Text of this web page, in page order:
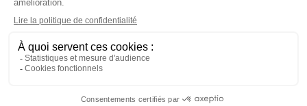
Mentions légales